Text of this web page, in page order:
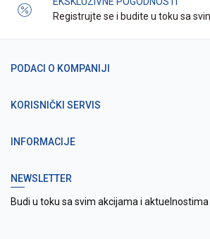
Registrujte se i budite u toku sa
PODACI O KOMPANIJI
KORISNIČKI SERVIS
INFORMACIJE
NEWSLETTER
Budi u toku sa svim akcijama i aktuelnostima